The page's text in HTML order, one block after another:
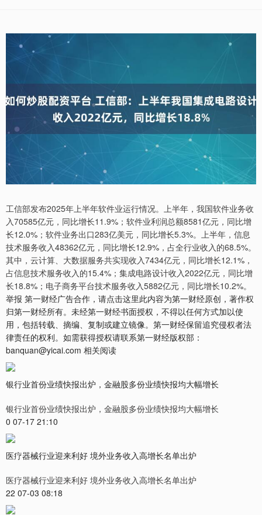
工信部发布2025年上半年软件业运行情况。上半年，我国软件业务收
入70585亿元，同比增长11.9%；软件业利润总额8581亿元，同比增
长12.0%；软件业务出口283亿美元，同比增长5.3%。上半年，信息
技术服务收入48362亿元，同比增长12.9%，占全行业收入的68.5%。
其中，云计算、大数据服务共实现收入7434亿元，同比增长12.1%，
占信息技术服务收入的15.4%；集成电路设计收入2022亿元，同比增
长18.8%；电子商务平台技术服务收入5882亿元，同比增长10.2%。
举报 第一财经广告合作，请点击这里此内容为第一财经原创，著作权
归第一财经所有。未经第一财经书面授权，不得以任何方式加以使
用，包括转载、摘编、复制或建立镜像。第一财经保留追究侵权者法
律责任的权利。如需获得授权请联系第一财经版权部：
banquan@yicai.com 相关阅读
银行业首份业绩快报出炉，金融股多份业绩快报均大幅增长
银行业首份业绩快报出炉，金融股多份业绩快报均大幅增长
0 07-17 21:10
医疗器械行业迎来利好 境外业务收入高增长名单出炉
医疗器械行业迎来利好 境外业务收入高增长名单出炉
22 07-03 08:18